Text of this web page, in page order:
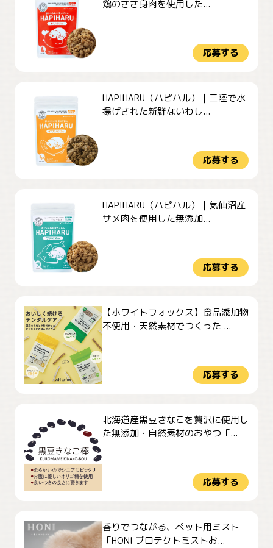
鶏のささ身肉を使用した...
応募する
HAPIHARU（ハピハル）｜三陸で水
揚げされた新鮮ないわし...
応募する
HAPIHARU（ハピハル）｜気仙沼産
サメ肉を使用した無添加...
応募する
【ホワイトフォックス】食品添加物
不使用・天然素材でつくった ...
応募する
北海道産黒豆きなこを贅沢に使用し
た無添加・自然素材のおやつ「...
応募する
香りでつながる、ペット用ミスト
「HONI プロテクトミストお...